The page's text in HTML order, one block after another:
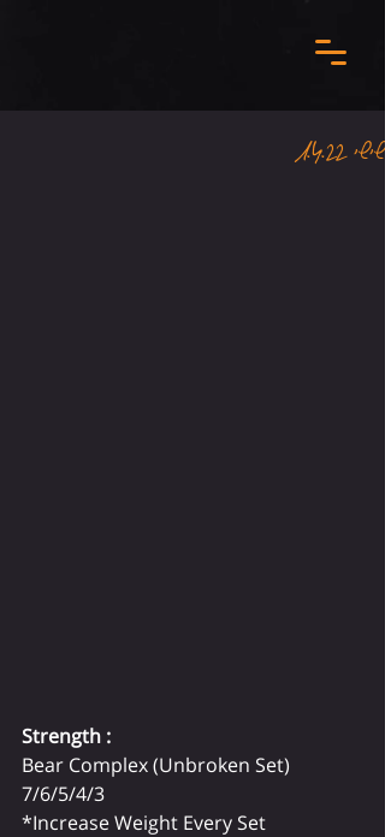
שישי 1.4.22
Strength :
Bear Complex (Unbroken Set)
7/6/5/4/3
*Increase Weight Every Set